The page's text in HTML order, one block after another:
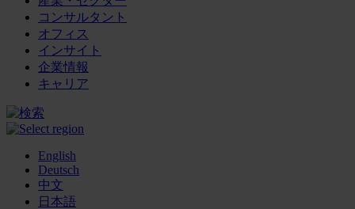
コンサルタント
オフィス
インサイト
企業情報
キャリア
English
Deutsch
中文
日本語